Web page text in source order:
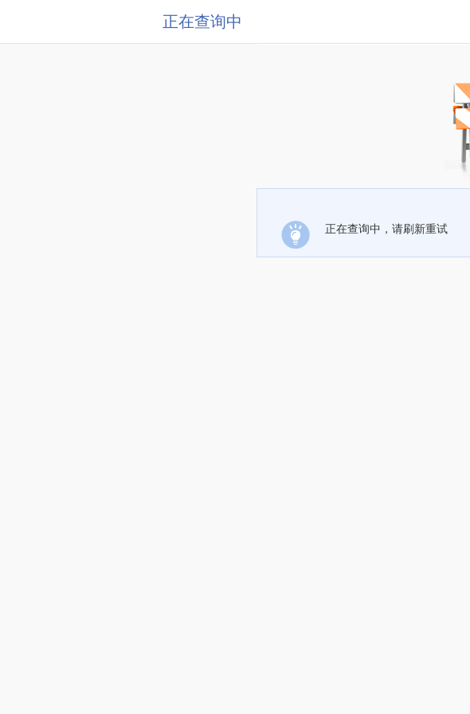
正在查询中
正在查询中，请刷新重试